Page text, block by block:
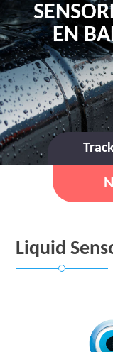
EN
Liquid